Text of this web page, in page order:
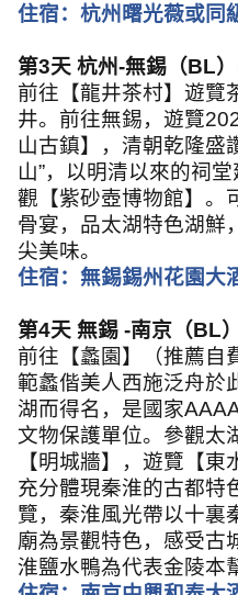
住宿：杭州曙光薇或同
第3天 杭州-無錫（BL）
前往【龍井茶村】遊覽
井。前往無錫，遊覽
山古鎮】，清朝乾隆盛
山”，以明清以來的祠
觀【紫砂壺博物館】。
骨宴，品太湖特色湖鮮
尖美味。
住宿：無錫錫州花園大
第4天 無錫 -南京（BL）
前往【蠡園】（推薦自
範蠡偕美人西施泛舟於
湖而得名，是國家
文物保護單位。參觀太
【明城牆】，遊覽【
充分體現秦淮的古都特
覽，秦淮風光帶以十裏
廟為景觀特色，感受古
淮鹽水鴨為代表金陵本